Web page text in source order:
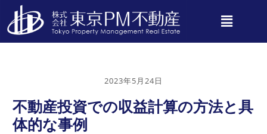
2023年5月24日
不動産投資での収益計算の方法と具
体的な事例